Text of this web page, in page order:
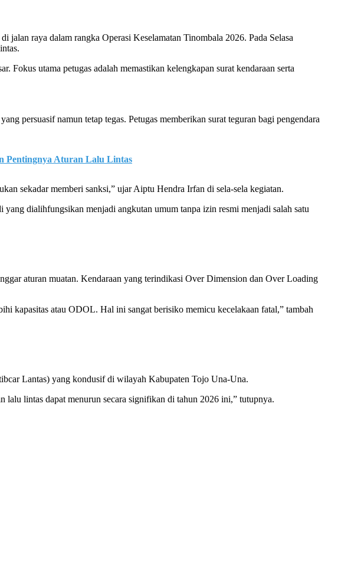
jalan raya dalam rangka Operasi Keselamatan Tinombala 2026. Pada Selasa
Fokus utama petugas adalah memastikan kelengkapan surat kendaraan serta
persuasif namun tetap tegas. Petugas memberikan surat teguran bagi pengendara
Pentingnya Aturan Lalu Lintas
sekadar memberi sanksi,” ujar Aiptu Hendra Irfan di sela-sela kegiatan.
dialihfungsikan menjadi angkutan umum tanpa izin resmi menjadi salah satu
aturan muatan. Kendaraan yang terindikasi Over Dimension dan Over Loading
kapasitas atau ODOL. Hal ini sangat berisiko memicu kecelakaan fatal,” tambah
Lantas) yang kondusif di wilayah Kabupaten Tojo Una-Una.
lalu lintas dapat menurun secara signifikan di tahun 2026 ini,” tutupnya.